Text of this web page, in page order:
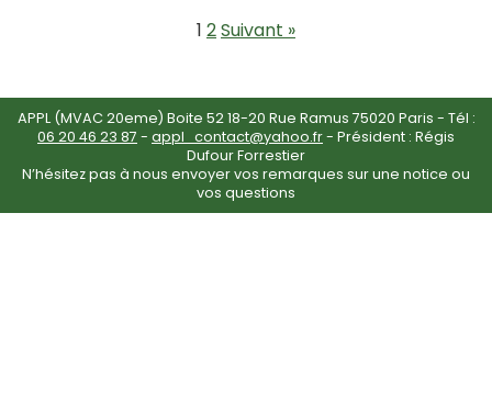
1 2Suivant »
APPL (MVAC 20eme) Boite 52 18-20 Rue Ramus 75020 Paris - Tél :
06 20 46 23 87 - appl_contact@yahoo.fr- Président : Régis
Dufour Forrestier
N’hésitez pas à nous envoyer vos remarques sur une notice ou
vos questions